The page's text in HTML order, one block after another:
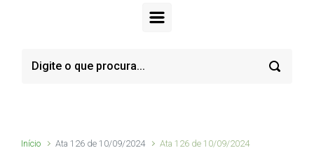
Início Ata 126 de 10/09/2024 Ata 126 de 10/09/2024